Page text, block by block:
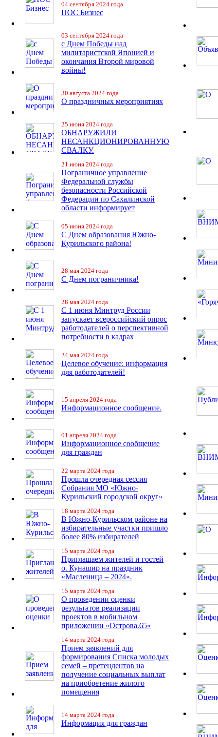
04 сентября 2024 года
ПОС Бизнес
03 сентября 2024 года
с Днем Победы над
милитаристской Японией и
окончания Второй мировой
войны!
30 августа 2024 года
О праздничных мероприятиях
25 июня 2024 года
ОБНАРУЖИЛИ
НЕСАНКЦИОНИРОВАННУЮ
СВАЛКУ.
21 июня 2024 года
Пограничное управление
Федеральной службы
безопасности Российской
Федерации по Сахалинской
области информирует
05 июня 2024 года
С Днем образования Южно-
Курильского района!
28 мая 2024 года
С Днем пограничника!
28 мая 2024 года
С 1 июня Минтруд России
запускает всероссийский опрос
работодателей о перспективной
потребности в кадрах
24 мая 2024 года
Целевое обучение: информация
для работодателей!
15 апреля 2024 года
Информационное сообщение.
01 апреля 2024 года
Информационное сообщение
для граждан
22 марта 2024 года
Прошла очередная сессия
Собрания МО «Южно-
Курильский городской округ»
18 марта 2024 года
В Южно-Курильском районе на
избирательные участки пришло
более 80% избирателей
15 марта 2024 года
Приглашаем жителей и гостей
о. Кунашир на праздник
«Масленица – 2024».
15 марта 2024 года
О проведении оценки
результатов реализации
проектов в мобильном
приложении «Острова.65»
14 марта 2024 года
Прием заявлений для
формирования Списка молодых
семей – претендентов на
получение социальных выплат
на приобретение жилого
помещения
14 марта 2024 года
Информация для граждан